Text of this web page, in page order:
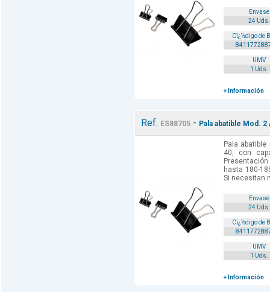
Envase
24 Uds.
Cï¿½digo de
UMV
1 Uds.
+ Información
Ref. ES88705- Pala abatible Mod.
Pala
40, con
hasta 180-
Si necesitan
Envase
24 Uds.
Cï¿½digo de
UMV
1 Uds.
+ Información